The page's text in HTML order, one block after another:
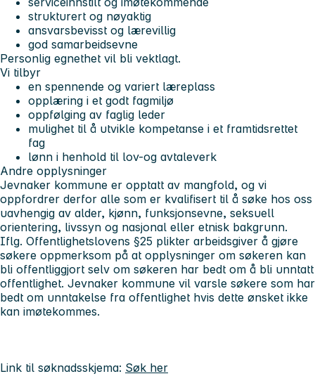
strukturert og nøyaktig
ansvarsbevisst og lærevillig
god samarbeidsevne
Personlig egnethet vil bli vektlagt.
Vi tilbyr
en spennende og variert læreplass
opplæring i et godt fagmiljø
oppfølging av faglig leder
mulighet til å utvikle kompetanse i et framtidsrettet
fag
lønn i henhold til lov-og avtaleverk
Andre opplysninger
Jevnaker kommune er opptatt av mangfold, og vi
oppfordrer derfor alle som er kvalifisert til å søke hos oss
uavhengig av alder, kjønn, funksjonsevne, seksuell
orientering, livssyn og nasjonal eller etnisk bakgrunn.
Iflg. Offentlighetslovens §25 plikter arbeidsgiver å gjøre
søkere oppmerksom på at opplysninger om søkeren kan
bli offentliggjort selv om søkeren har bedt om å bli unntatt
offentlighet. Jevnaker kommune vil varsle søkere som har
bedt om unntakelse fra offentlighet hvis dette ønsket ikke
kan imøtekommes.
Link til søknadsskjema: Søk her